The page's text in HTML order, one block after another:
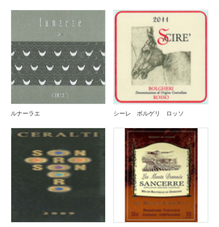
ルナーラエ シーレ ボルゲリ ロッソ